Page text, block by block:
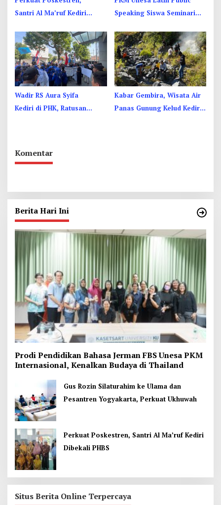
Santri Al Ma’ruf Kediri
Speaking Siswa Seminari
Paulo Garum
Wadir RS Aura Syifa
Kediri di PHK, Ratusan
Kabar Gembira, Wisata Air
Panas Gunung Kelud Kediri
Komentar
Berita Hari Ini
Prodi Pendidikan Bahasa Jerman FBS Unesa PKM
Internasional, Kenalkan Budaya di Thailand
Gus Rozin Silaturahim ke Ulama dan
Pesantren Yogyakarta, Perkuat Ukhuwah
Perkuat Poskestren, Santri Al Ma’ruf Kediri
Dibekali PHBS
Situs Berita Online Terpercaya